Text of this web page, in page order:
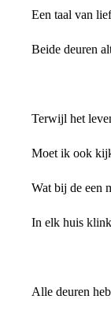
Een taal van
Beide deuren
Terwijl het
Moet ik ook
Wat bij de een
In elk huis
Alle deuren